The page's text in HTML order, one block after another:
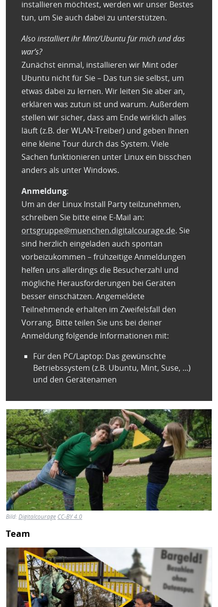
installieren möchtest, werden wir unser Bestes
tun, um Sie auch dabei zu unterstützen.
Also installiert ihr Mint/Ubuntu für mich und das
war’s?
Zunächst einmal, installieren wir Mint oder
Ubuntu nicht für Sie – Das tun sie selbst, um
etwas dabei zu lernen. Wir leiten Sie aber an,
erklären was zutun ist und warum. Außerdem
stellen wir sicher, dass am Ende wirklich alles
läuft (z.B. der WLAN-Treiber) und geben Ihnen
eine kleine Tour durch das System. Viele
Sachen funktionieren unter Linux ein bisschen
anders als unter Windows.
Anmeldung:
Um an der Linux Install Party teilzunehmen,
schreiben Sie bitte eine E-Mail an:
ortsgruppe@muenchen.digitalcourage.de. Sie
sind herzlich eingeladen auch spontan
vorbeizukommen – frühzeitige Anmeldungen
helfen uns allerdings die Besucherzahl und
mögliche Herausforderungen bei Geräten
besser einschätzen. Angemeldete
Teilnehmende erhalten im Zweifelsfall den
Vorrang. Bitte teilen Sie uns bei deiner
Anmeldung folgende Informationen mit:
Für den PC/Laptop: Das gewünschte
Betriebssystem (z.B. Ubuntu, Mint, Suse, ...)
und den Gerätenamen
Bild
Bild:Digitalcourage CC-BY 4.0
Team
Bild